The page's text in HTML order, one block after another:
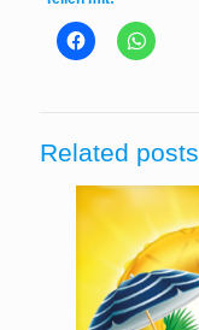
Related posts